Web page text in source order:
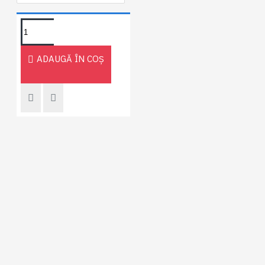
ADAUGĂ ÎN COŞ